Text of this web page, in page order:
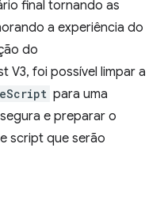
final tornando as
a experiência do
do
V3, foi possível limpar a
para uma
e preparar o
script que serão